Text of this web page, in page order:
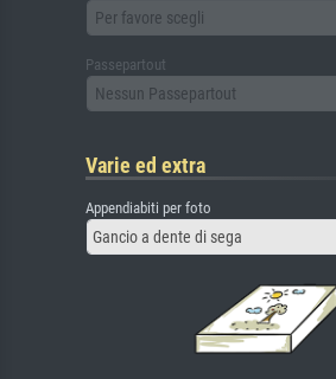
Per favore scegli
Passepartout
Nessun Passepartout
Varie ed extra
Appendiabiti per foto
Gancio a dente di sega